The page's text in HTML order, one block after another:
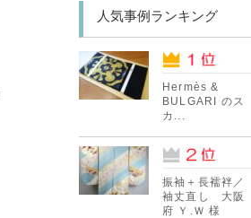
人気事例ランキング
Hermès &
BULGARI のス
カ...
振袖＋長襦袢／
袖丈直し 大阪
府 Ｙ.Ｗ 様